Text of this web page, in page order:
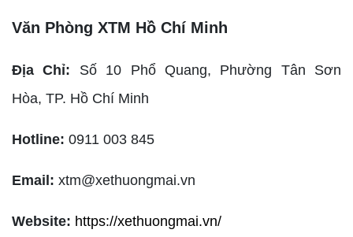
Văn Phòng XTM Hồ Chí Minh
Địa Chỉ: Số 10 Phổ Quang, Phường Tân Sơn
Hòa, TP. Hồ Chí Minh
Hotline: 0911 003 845
Email: xtm@xethuongmai.vn
Website: https://xethuongmai.vn/